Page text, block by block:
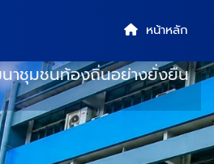
หน้าหลัก
ะพัฒนา
าชุมชนท้องถิ่นอย่างยั่งยืน